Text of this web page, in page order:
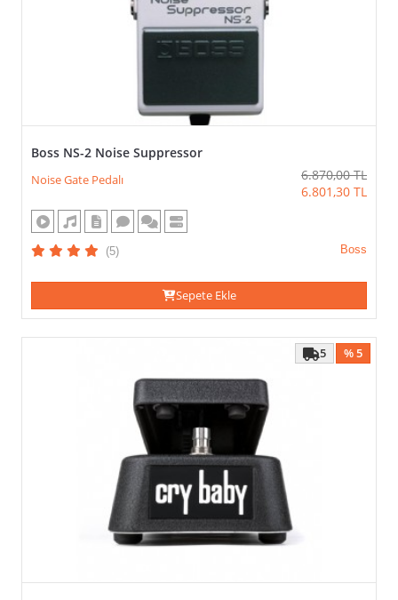
Boss NS-2 Noise Suppressor
Noise Gate Pedalı 6.870,00 TL
6.801,30 TL
(5) Boss
Sepete Ekle
% 5
5